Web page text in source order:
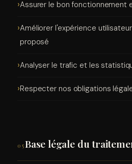
Assurer le bon fonctionnement
Améliorer l'expérience
proposé
Analyser le trafic et les
Respecter nos obligations
05Base légale du